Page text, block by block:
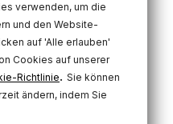
verwenden, um die
und den Website-
auf 'Alle erlauben'
Cookies auf unserer
Richtlinie. Sie können
ändern, indem Sie